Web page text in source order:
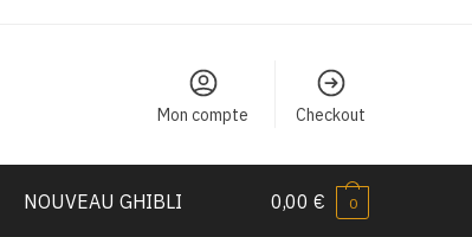
Mon compte Checkout
NOUVEAU GHIBLI 0,00€ 0